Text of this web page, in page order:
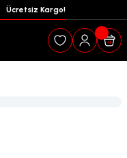
Ücretsiz Kargo!